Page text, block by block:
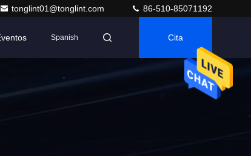
tonglint01@tonglint.com 86-510-85071192
Spanish Cita